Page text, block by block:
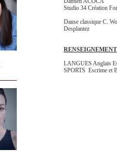
Studio 34 Création
Danse classique C.
Desplantez
LANGUES Anglais
SPORTS Escrime et